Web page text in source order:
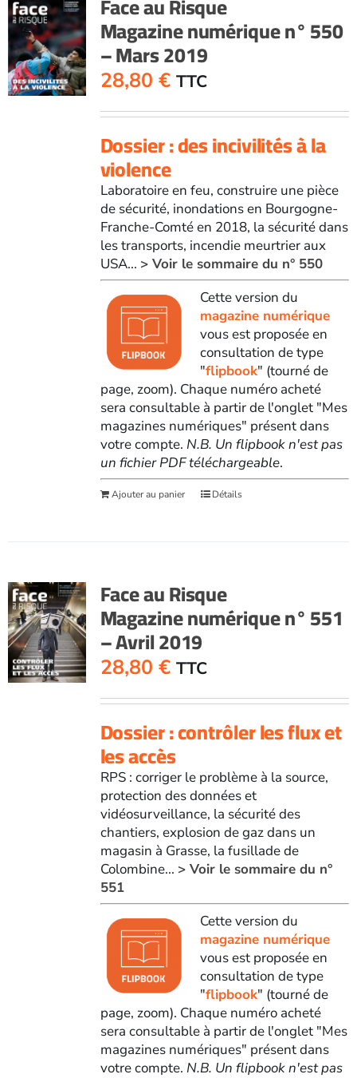
Magazine numérique n° 550
– Mars 2019
28,80 € TTC
Dossier : des incivilités à la
violence
Laboratoire en feu, construire une pièce
de sécurité, inondations en Bourgogne-
Franche-Comté en 2018, la sécurité dans
les transports, incendie meurtrier aux
USA... > Voir le sommaire du n° 550
Cette version du
magazine numérique
vous est proposée en
consultation de type
"flipbook" (tourné de
page, zoom). Chaque numéro acheté
sera consultable à partir de l'onglet "Mes
magazines numériques" présent dans
votre compte. N.B. Un flipbook n'est pas
un fichier PDF téléchargeable.
Ajouter au panier Détails
Face au Risque
Magazine numérique n° 551
– Avril 2019
28,80 € TTC
Dossier : contrôler les flux et
les accès
RPS : corriger le problème à la source,
protection des données et
vidéosurveillance, la sécurité des
chantiers, explosion de gaz dans un
magasin à Grasse, la fusillade de
Colombine... > Voir le sommaire du n°
551
Cette version du
magazine numérique
vous est proposée en
consultation de type
"flipbook" (tourné de
page, zoom). Chaque numéro acheté
sera consultable à partir de l'onglet "Mes
magazines numériques" présent dans
votre compte. N.B. Un flipbook n'est pas